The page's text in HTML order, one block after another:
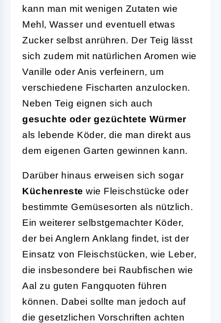
kann man mit wenigen Zutaten wie
Mehl, Wasser und eventuell etwas
Zucker selbst anrühren. Der Teig lässt
sich zudem mit natürlichen Aromen wie
Vanille oder Anis verfeinern, um
verschiedene Fischarten anzulocken.
Neben Teig eignen sich auch
gesuchte oder gezüchtete Würmer
als lebende Köder, die man direkt aus
dem eigenen Garten gewinnen kann.
Darüber hinaus erweisen sich sogar
Küchenreste wie Fleischstücke oder
bestimmte Gemüsesorten als nützlich.
Ein weiterer selbstgemachter Köder,
der bei Anglern Anklang findet, ist der
Einsatz von Fleischstücken, wie Leber,
die insbesondere bei Raubfischen wie
Aal zu guten Fangquoten führen
können. Dabei sollte man jedoch auf
die gesetzlichen Vorschriften achten